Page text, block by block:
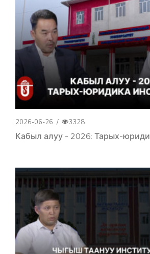
2026-06-26 / 3328
Кабыл алуу - 2026: Тарых-